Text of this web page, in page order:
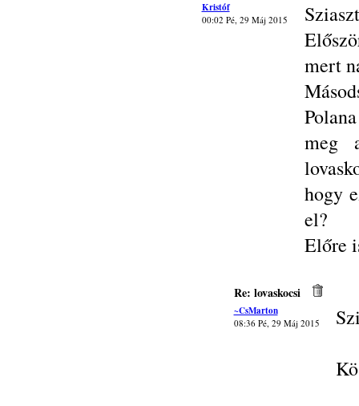
Kristóf
00:02 Pé, 29 Máj 2015
mert
meg
hogy
el?
Előre
Re: lovaskocsi
~CsMarton
08:36 Pé, 29 Máj 2015